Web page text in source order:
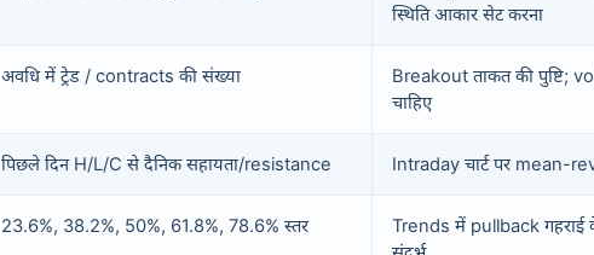
स्थिति आकार सेट करना
अवधि में ट्रेड / contracts की संख्या
Breakout ताकत की पुष्टि;
चाहिए
पिछले दिन H/L/C से दैनिक सहायता/resistance Intraday चार्ट पर mean-
23.6%, 38.2%, 50%, 61.8%, 78.6% स्तर
Trends में pullback गहराई